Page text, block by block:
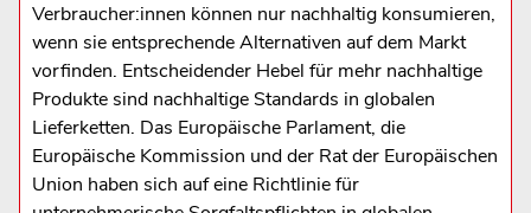
Verbraucher:innen können nur nachhaltig konsumieren,
wenn sie entsprechende Alternativen auf dem Markt
vorfinden. Entscheidender Hebel für mehr nachhaltige
Produkte sind nachhaltige Standards in globalen
Lieferketten. Das Europäische Parlament, die
Europäische Kommission und der Rat der Europäischen
Union haben sich auf eine Richtlinie für